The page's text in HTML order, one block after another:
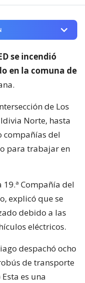
se incendió
en la comuna de
de Los
Norte, hasta
compañías del
para trabajar en
Compañía del
explicó que se
debido a las
eléctricos.
despachó ocho
de transporte
es una